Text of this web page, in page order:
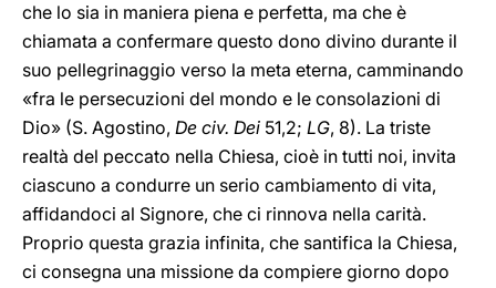
che lo sia in maniera piena e perfetta, ma che è
chiamata a confermare questo dono divino durante il
suo pellegrinaggio verso la meta eterna, camminando
«fra le persecuzioni del mondo e le consolazioni di
Dio» (S. Agostino, De civ. Dei 51,2; LG, 8). La triste
realtà del peccato nella Chiesa, cioè in tutti noi, invita
ciascuno a condurre un serio cambiamento di vita,
affidandoci al Signore, che ci rinnova nella carità.
Proprio questa grazia infinita, che santifica la Chiesa,
ci consegna una missione da compiere giorno dopo